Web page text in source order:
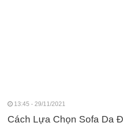
13:45 - 29/11/2021
Cách Lựa Chọn Sofa Da